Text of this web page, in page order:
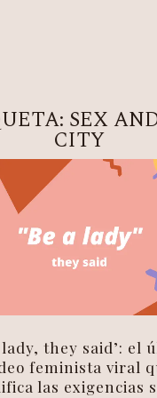
SEX
CITY
lady, they said’: el
feminista viral
las exigencias